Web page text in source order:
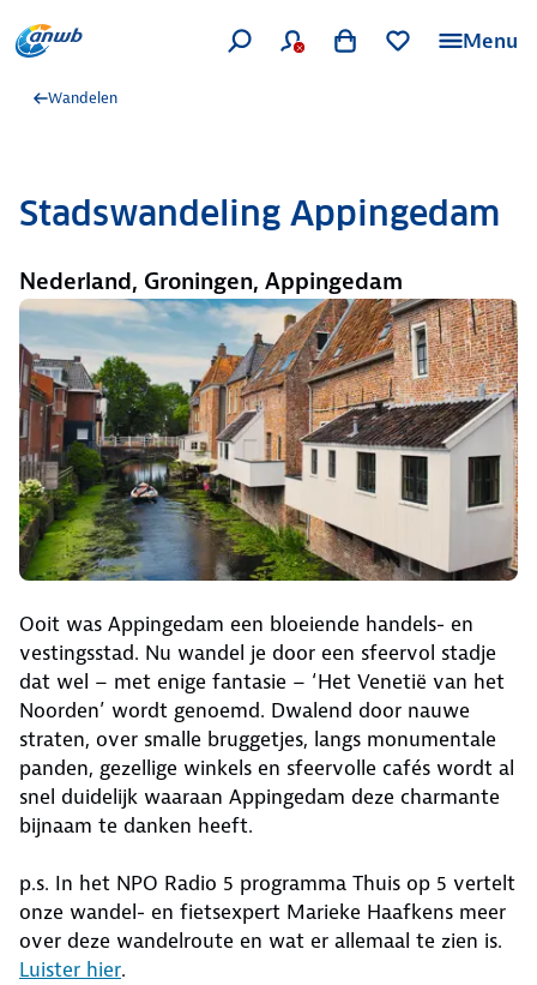
Menu
Wandelen
Stadswandeling Appingedam
Nederland, Groningen, Appingedam
Ooit was Appingedam een bloeiende handels- en
vestingsstad. Nu wandel je door een sfeervol stadje
dat wel – met enige fantasie – ‘Het Venetië van het
Noorden’ wordt genoemd. Dwalend door nauwe
straten, over smalle bruggetjes, langs monumentale
panden, gezellige winkels en sfeervolle cafés wordt al
snel duidelijk waaraan Appingedam deze charmante
bijnaam te danken heeft.
p.s. In het NPO Radio 5 programma Thuis op 5 vertelt
onze wandel- en fietsexpert Marieke Haafkens meer
over deze wandelroute en wat er allemaal te zien is.
Luister hier.